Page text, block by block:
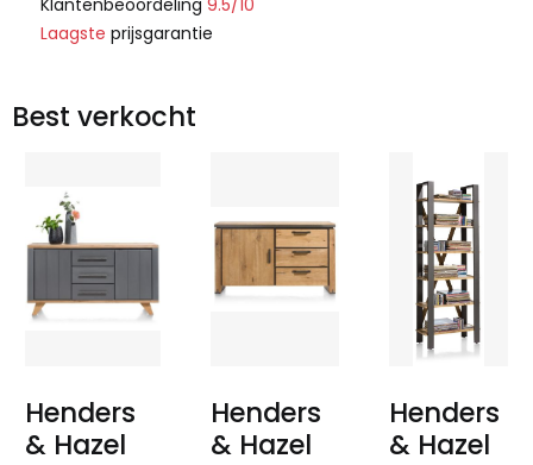
Laagste prijsgarantie
Best verkocht
Henders
& Hazel
Henders
& Hazel
Henders
& Hazel